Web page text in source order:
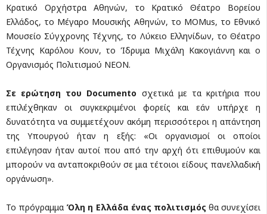
Κρατικό Ορχήστρα Αθηνών, το Κρατικό Θέατρο Βορείου
Ελλάδος, το Μέγαρο Μουσικής Αθηνών, το ΜΟMus, το Εθνικό
Μουσείο Σύγχρονης Τέχνης, το Λύκειο Ελληνίδων, το Θέατρο
Τέχνης Καρόλου Κουν, το Ίδρυμα Μιχάλη Κακογιάννη και ο
Οργανισμός Πολιτισμού ΝΕΟΝ.
Σε ερώτηση του Documento σχετικά με τα κριτήρια που
επιλέχθηκαν οι συγκεκριμένοι φορείς και εάν υπήρχε η
δυνατότητα να συμμετέχουν ακόμη περισσότεροι η απάντηση
της Υπουργού ήταν η εξής: «Oι οργανισμοί οι οποίοι
επιλέγησαν ήταν αυτοί που από την αρχή ότι επιθυμούν και
μπορούν να ανταποκριθούν σε μια τέτοιοι είδους πανελλαδική
οργάνωση».
Το πρόγραμμα Όλη η Ελλάδα ένας πολιτισμός θα συνεχίσει